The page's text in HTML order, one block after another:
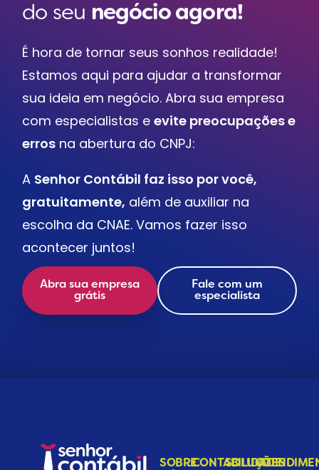
do seu negócio agora!
É hora de tornar seus sonhos realidade!
Estamos aqui para ajudar a transformar
sua ideia em negócio. Abra sua empresa
com especialistas eevite preocupações e
erros na abertura do CNPJ:
A Senhor Contábil faz isso por você,
gratuitamente, além de auxiliar na
escolha da CNAE. Vamos fazer isso
acontecer juntos!
Abra sua empresa
grátis
Fale com um
especialista
SOBRECONTABILIDADE
SOLUÇÕES